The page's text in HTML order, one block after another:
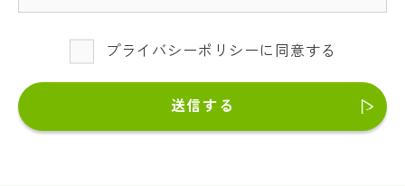
プライバシーポリシーに同意する